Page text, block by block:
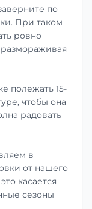
по
При таком
ровно
полежать 15-
чтобы она
радовать
в
от нашего
касается
сезоны